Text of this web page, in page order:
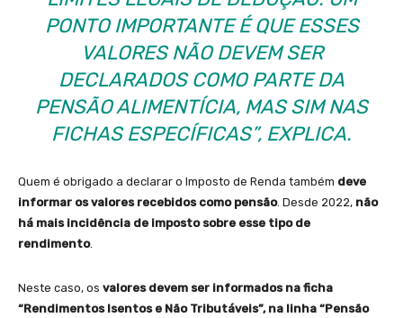
PONTO IMPORTANTE É QUE ESSES
VALORES NÃO DEVEM SER
DECLARADOS COMO PARTE DA
PENSÃO ALIMENTÍCIA, MAS SIM NAS
FICHAS ESPECÍFICAS”, EXPLICA.
Quem é obrigado a declarar o Imposto de Renda também deve
informar os valores recebidos como pensão. Desde 2022, não
há mais incidência de imposto sobre esse tipo de
rendimento.
Neste caso, os valores devem ser informados na ficha
“Rendimentos Isentos e Não Tributáveis”, na linha “Pensão